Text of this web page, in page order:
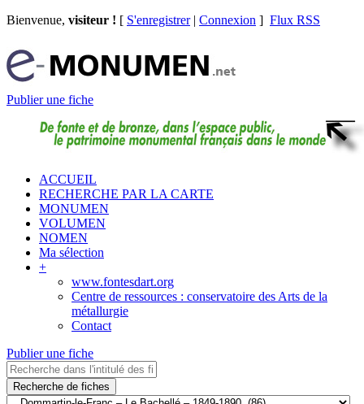
Bienvenue, visiteur ! [ S'enregistrer| Connexion ] Flux RSS
Publier une fiche
ACCUEIL
RECHERCHE PAR LA CARTE
MONUMEN
VOLUMEN
NOMEN
Ma sélection
+
www.fontesdart.org
Centre de ressources : conservatoire des Arts de la
métallurgie
Contact
Publier une fiche
Recherche de fiches